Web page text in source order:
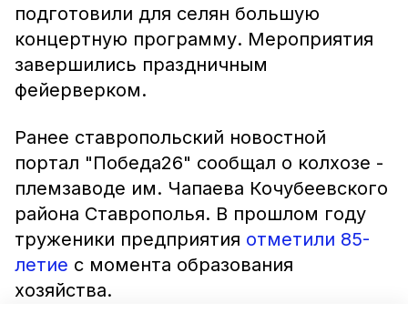
подготовили для селян большую
концертную программу. Мероприятия
завершились праздничным
фейерверком.
Ранее ставропольский новостной
портал "Победа26" сообщал о колхозе -
племзаводе им. Чапаева Кочубеевского
района Cтаврополья. В прошлом году
труженики предприятия отметили 85-
летие с момента образования
хозяйства.